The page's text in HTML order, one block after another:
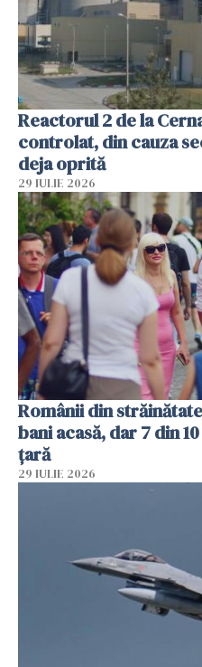
Reactorul 2 de la
controlat, din cauza
deja oprită
29 IULIE 2026
Românii din
bani acasă, dar 7 din
țară
29 IULIE 2026